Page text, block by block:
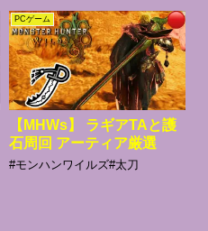
#lbg
PCゲーム
【MHWs】 ラギアTAと護
石周回 アーティア厳選
#モンハンワイルズ#太刀